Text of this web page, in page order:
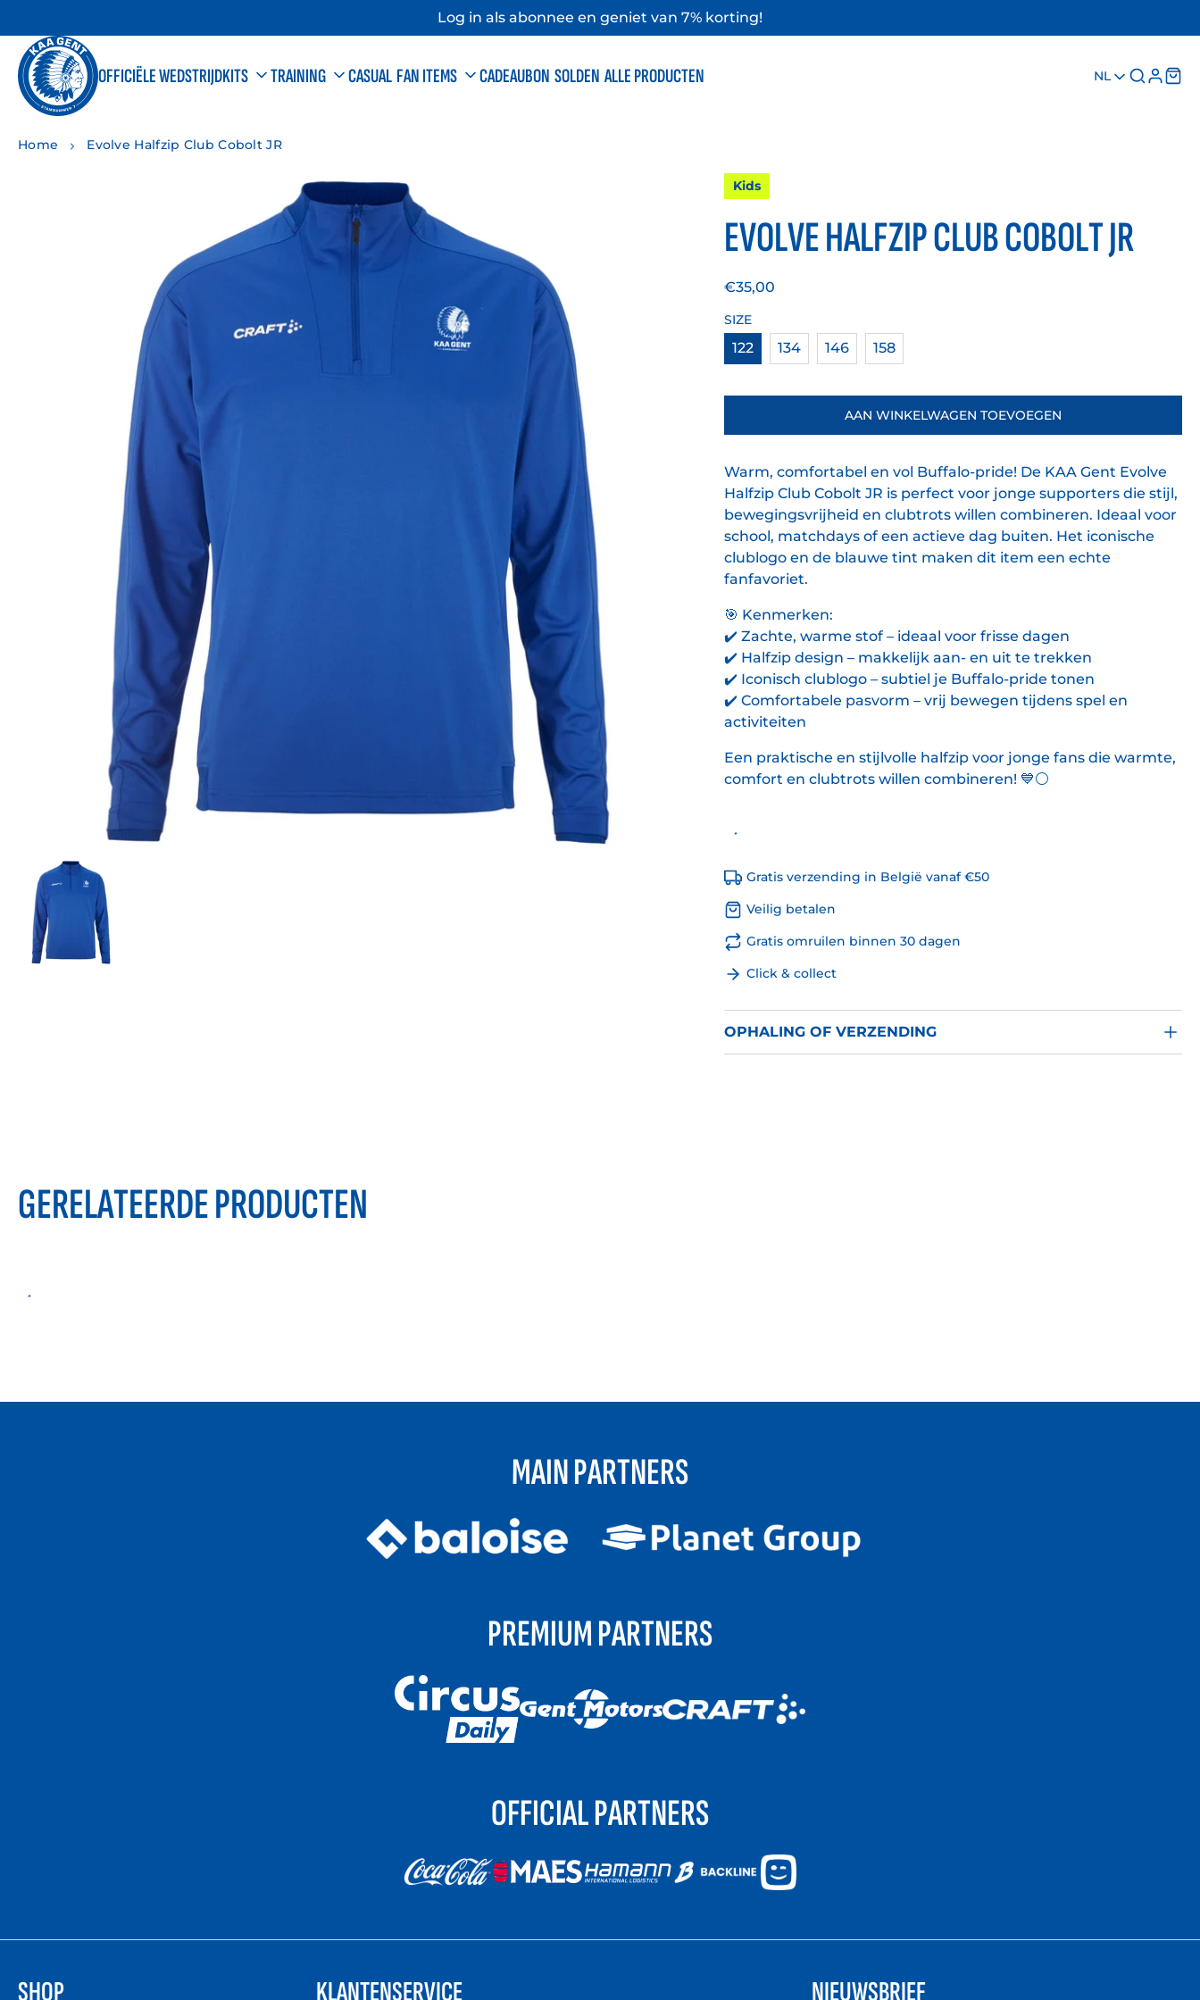
de
content
Log in als abonnee en geniet van 7% korting!
OFFICIËLE WEDSTRIJDKITS
HOME AWAY
Volwassenen
Kinderen
Personaliseer je shirt
TRAINING
MANNEN DAMES
CASUAL FAN ITEMS
SJAALS GADGETS
CADEAUBON SOLDEN ALLE PRODUCTEN NL
Home Evolve Halfzip Club Cobolt JR
Kids
EVOLVE HALFZIP CLUB COBOLT JR
Normale
€35,00
SIZE
122 134 146 158
AAN WINKELWAGEN TOEVOEGEN
Warm, comfortabel en vol Buffalo-pride! De KAA Gent Evolve
Halfzip Club Cobolt JR is perfect voor jonge supporters die stijl,
bewegingsvrijheid en clubtrots willen combineren. Ideaal voor
school, matchdays of een actieve dag buiten. Het iconische
clublogo en de blauwe tint maken dit item een echte
fanfavoriet.
🎯 Kenmerken:
✔️ Zachte, warme stof – ideaal voor frisse dagen
✔️ Halfzip design – makkelijk aan- en uit te trekken
✔️ Iconisch clublogo – subtiel je Buffalo-pride tonen
✔️ Comfortabele pasvorm – vrij bewegen tijdens spel en
activiteiten
Een praktische en stijlvolle halfzip voor jonge fans die warmte,
comfort en clubtrots willen combineren! 💙⚪
Gratis verzending in België vanaf €50
Veilig betalen
Gratis omruilen binnen 30 dagen
Click & collect
OPHALING OF VERZENDING
GERELATEERDE PRODUCTEN
MAIN PARTNERS
PREMIUM PARTNERS
OFFICIAL PARTNERS
SHOP KLANTENSERVICE NIEUWSBRIEF